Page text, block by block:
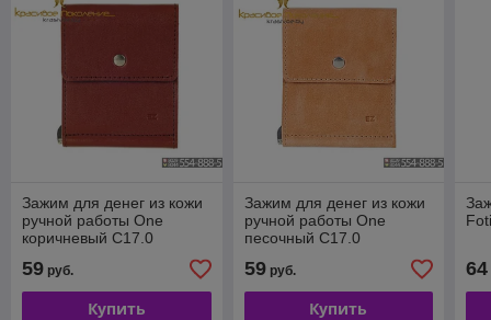
Зажим для денег из кожи
ручной работы One
коричневый C17.0
59 руб.
Купить
Зажим для денег из кожи
ручной работы One
песочный C17.0
59руб.
Купить
64